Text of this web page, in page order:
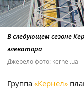
В следующем сезоне
элеватора
Джерело фото: kernel.ua
Группа «Кернел»